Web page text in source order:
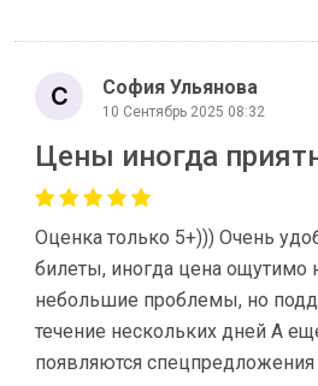
София Ульянова
10 Сентябрь 2025 08:32
Цены иногда
Оценка только 5+))) Очень
билеты, иногда цена
небольшие проблемы, но
течение нескольких дней А
появляются